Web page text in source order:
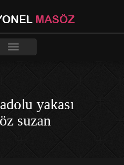
Toggle
yakası
suzan